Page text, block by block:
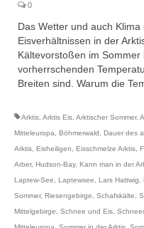
0
Das Wetter und auch
Eisverhältnissen in der
Kältevorstoßen im
vorherrschenden
Breiten sind. Warum die
Arktis, Arktis Eis, Arktischer Sommer,
Mitteleuropa
Böhmerwald Dauer des
Arktis, Eisheiligen Eisschmelze Arktis,
Arber, Hudson-Bay, Kann man in der
Laptew-See
Laptewsee Lars Hattwig
Sommer, Riesengebirge Schafskälte
Mittelgebirge
Schnee und Eis,